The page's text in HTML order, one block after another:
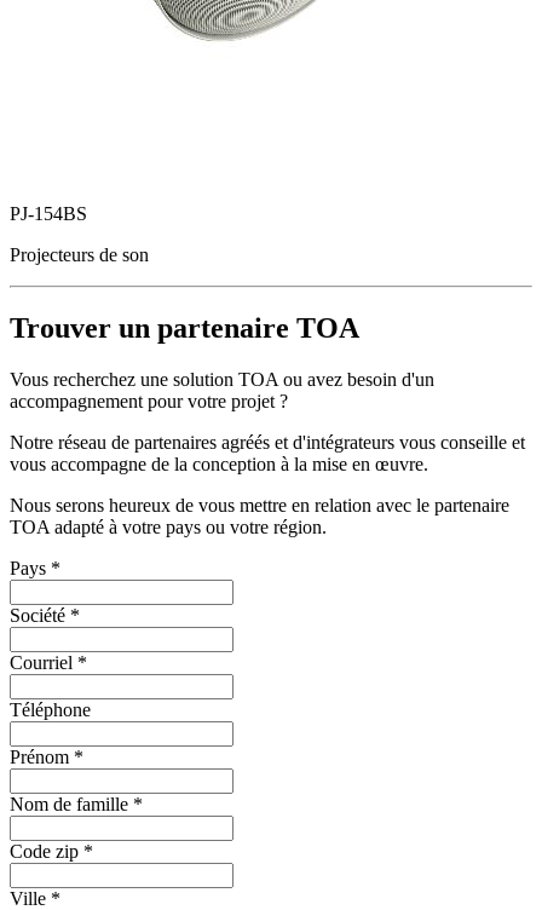
PJ-154BS
Projecteurs de son
Trouver un partenaire TOA
Vous recherchez une solution TOA ou avez besoin d'un
accompagnement pour votre projet ?
Notre réseau de partenaires agréés et d'intégrateurs vous conseille et
vous accompagne de la conception à la mise en œuvre.
Nous serons heureux de vous mettre en relation avec le partenaire
TOA adapté à votre pays ou votre région.
Pays *
Société *
Courriel *
Téléphone
Prénom *
Nom de famille *
Code zip *
Ville *